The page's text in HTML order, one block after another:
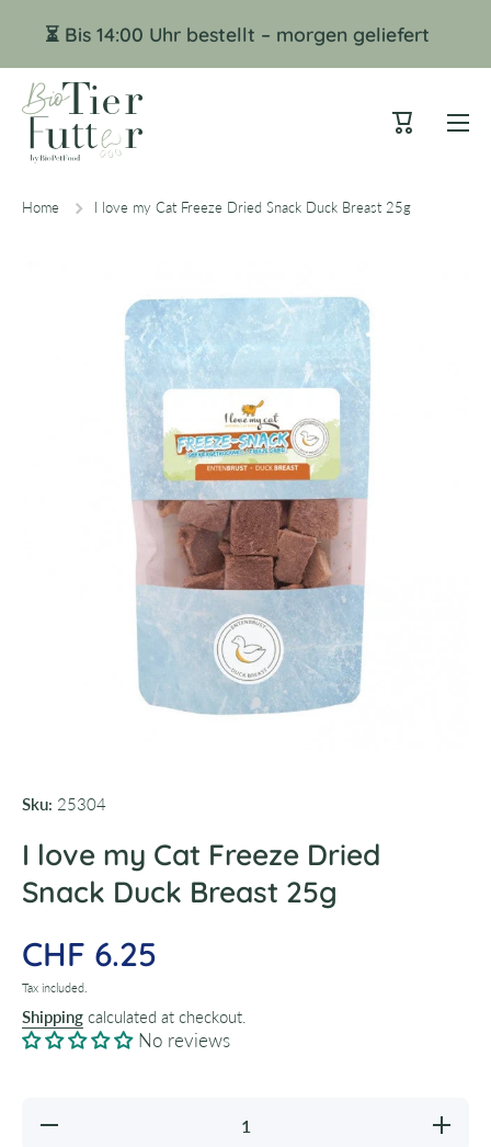
Skip to content
⏳ Bis 14:00 Uhr bestellt – morgen geliefert
Cart
Home I love my Cat Freeze Dried Snack Duck Breast 25g
Sku: 25304
I love my Cat Freeze Dried
Snack Duck Breast 25g
CHF 6.25
Tax included.
Shipping calculated at checkout.
No reviews
Decrease
Increase
quantity